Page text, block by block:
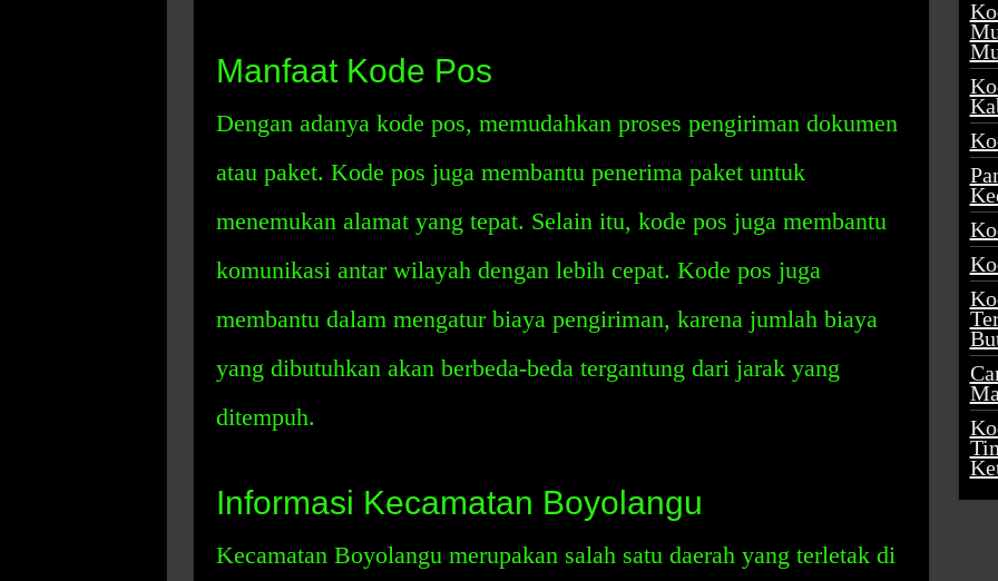
Manfaat Kode Pos
Dengan adanya kode pos, memudahkan proses pengiriman dokumen
atau paket. Kode pos juga membantu penerima paket untuk
menemukan alamat yang tepat. Selain itu, kode pos juga membantu
komunikasi antar wilayah dengan lebih cepat. Kode pos juga
membantu dalam mengatur biaya pengiriman, karena jumlah biaya
yang dibutuhkan akan berbeda-beda tergantung dari jarak yang
ditempuh.
Informasi Kecamatan Boyolangu
Kecamatan Boyolangu merupakan salah satu daerah yang terletak di